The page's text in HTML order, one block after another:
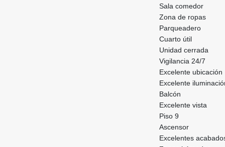
Sala comedor
Zona de ropas
Parqueadero
Cuarto útil
Unidad cerrada
Vigilancia 24/7
Excelente ubicación
Excelente
Balcón
Excelente vista
Piso 9
Ascensor
Excelentes